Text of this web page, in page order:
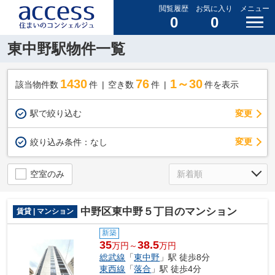
閲覧履歴
0
お気に入り
0
メニュー
東中野駅物件一覧
該当物件数 1430件 空き数 76 件 1～30 件を表示
駅で絞り込む 変更
絞り込み条件： なし 変更
空室のみ
賃貸 | マンション 中野区東中野５丁目のマンション
新築
35万円～38.5万円
総武線 「東中野 」駅 徒歩8分
東西線 「落合 」駅 徒歩4分